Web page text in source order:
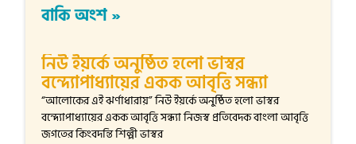
বাকি অংশ »
নিউ ইয়র্কে অনুষ্ঠিত হলো ভাস্বর
বন্দ্যোপাধ্যায়ের একক আবৃত্তি সন্ধ্যা
“আলোকের এই ঝর্ণাধারায়” নিউ ইয়র্কে অনুষ্ঠিত হলো ভাস্বর
বন্দ্যোপাধ্যায়ের একক আবৃত্তি সন্ধ্যা নিজস্ব প্রতিবেদক বাংলা আবৃত্তি
জগতের কিংবদন্তি শিল্পী ভাস্বর